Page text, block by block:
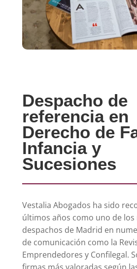
Despacho de
referencia en
Derecho de
Infancia y
Sucesiones
Vestalia Abogados ha sido
últimos años como uno de los
despachos de Madrid en
de comunicación como la
Emprendedores y Confilegal.
firmas más valoradas según